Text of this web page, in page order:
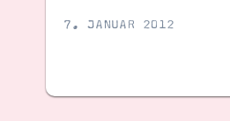
7. JANUAR 2012